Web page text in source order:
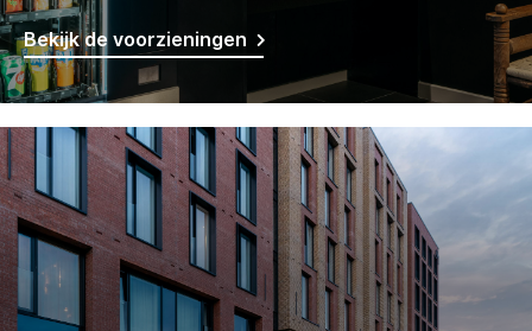
Bekijk de voorzieningen